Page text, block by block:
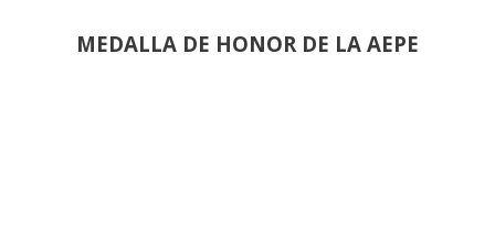
MEDALLA DE HONOR DE LA AEPE